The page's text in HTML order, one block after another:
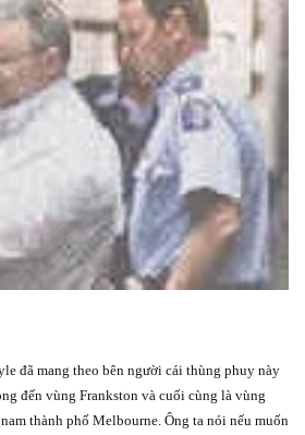
đã mang theo bên người cái thùng phuy này
đến vùng Frankston và cuối cùng là vùng
thành phố Melbourne. Ông ta nói nếu muốn